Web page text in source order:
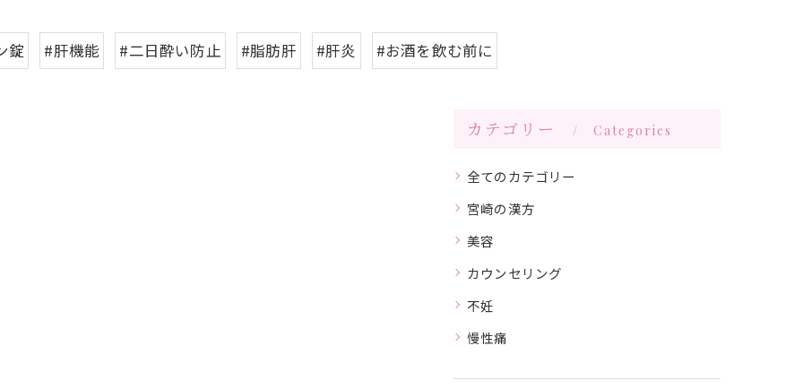
錠 #肝機能 #二日酔い防止 #脂肪肝 #肝炎 #お酒を飲む前に
カテゴリー Categories
全てのカテゴリー
宮崎の漢方
美容
カウンセリング
不妊
慢性痛